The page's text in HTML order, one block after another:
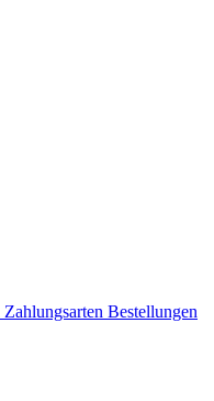
Zahlungsarten Bestellungen